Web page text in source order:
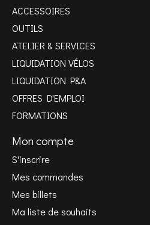
ACCESSOIRES
OUTILS
ATELIER & SERVICES
LIQUIDATION VÉLOS
LIQUIDATION P&A
OFFRES D'EMPLOI
FORMATIONS
Mon compte
S'inscrire
Mes commandes
Mes billets
Ma liste de souhaits